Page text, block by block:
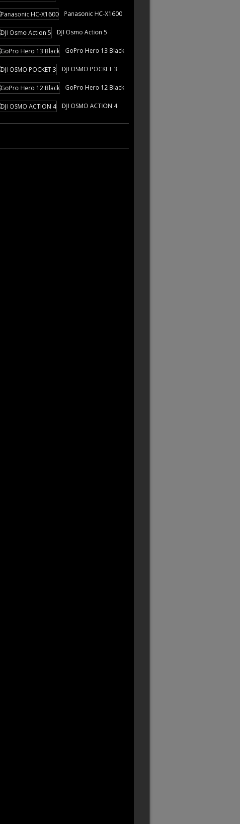
Panasonic HC-X1600
DJI Osmo Action 5
GoPro Hero 13 Black
DJI OSMO POCKET 3
GoPro Hero 12 Black
DJI OSMO ACTION 4